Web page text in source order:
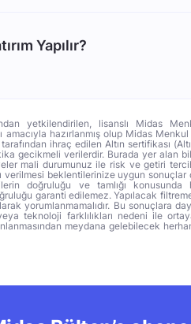
Yapılır?
yetkilendirilen, lisanslı Midas
hazırlanmış olup Midas
ihraç edilen Altın sertifikası
gecikmeli verilerdir. Burada yer alan
mali durumunuz ile risk ve getiri
verilmesi beklentilerinize uygun
doğruluğu ve tamlığı
garanti edilemez. Yapılacak
yorumlanmamalıdır. Bu sonuçlara
teknoloji farklılıkları nedeni ile
meydana gelebilecek